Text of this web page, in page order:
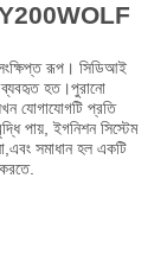
DY200WOLF
সংক্ষিপ্ত রূপ। সিডিআই
ব্যবহৃত হত।পুরানো
যোগাযোগটি প্রতি
পায়, ইগনিশন সিস্টেম
সমাধান হল একটি